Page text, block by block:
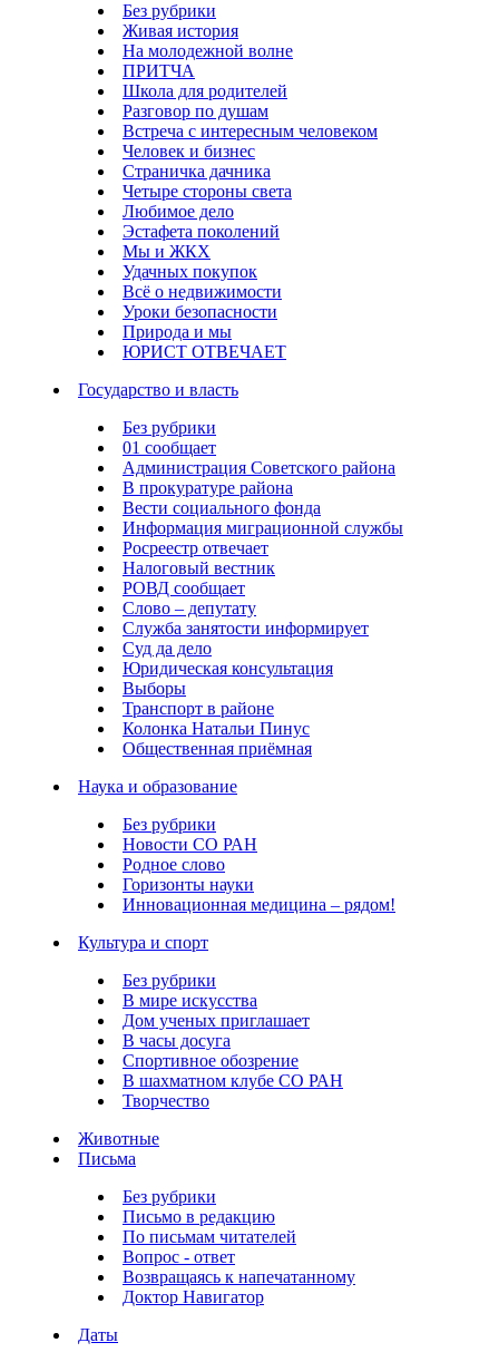
Без рубрики
Живая история
На молодежной волне
ПРИТЧА
Школа для родителей
Разговор по душам
Встреча с интересным человеком
Человек и бизнес
Страничка дачника
Четыре стороны света
Любимое дело
Эстафета поколений
Мы и ЖКХ
Удачных покупок
Всё о недвижимости
Уроки безопасности
Природа и мы
ЮРИСТ ОТВЕЧАЕТ
Государство и власть
Без рубрики
01 сообщает
Администрация Советского района
В прокуратуре района
Вести социального фонда
Информация миграционной службы
Росреестр отвечает
Налоговый вестник
РОВД сообщает
Слово – депутату
Служба занятости информирует
Суд да дело
Юридическая консультация
Выборы
Транспорт в районе
Колонка Натальи Пинус
Общественная приёмная
Наука и образование
Без рубрики
Новости СО РАН
Родное слово
Горизонты науки
Инновационная медицина – рядом!
Культура и спорт
Без рубрики
В мире искусства
Дом ученых приглашает
В часы досуга
Спортивное обозрение
В шахматном клубе СО РАН
Творчество
Животные
Письма
Без рубрики
Письмо в редакцию
По письмам читателей
Вопрос - ответ
Возвращаясь к напечатанному
Доктор Навигатор
Даты